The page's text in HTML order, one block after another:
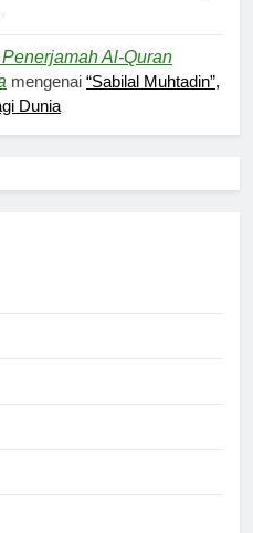
Al-Quran
mengenai “Sabilal Muhtadin”,
Dunia